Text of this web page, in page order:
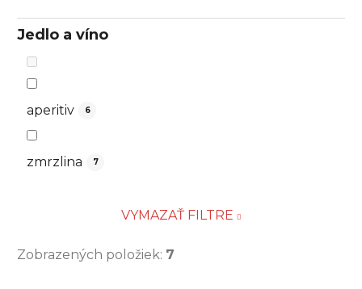
Jedlo a víno
aperitiv 6
zmrzlina 7
VYMAZAŤ FILTRE
Zobrazených položiek: 7